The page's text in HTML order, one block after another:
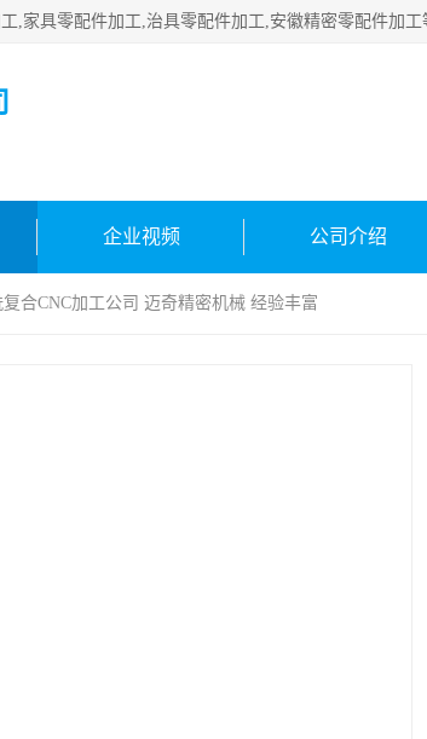
企业视频 公司介绍
合CNC加工公司 迈奇精密机械 经验丰富